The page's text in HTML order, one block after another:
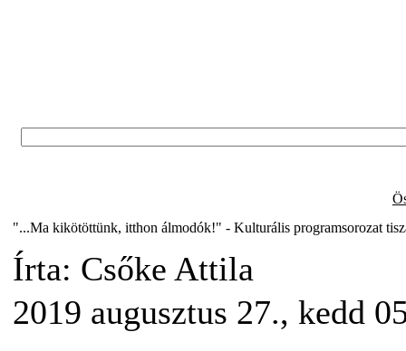
"...Ma kikötöttünk, itthon álmodók!" - Kulturális programsorozat
Írta: Csőke Attila
2019 augusztus 27., kedd